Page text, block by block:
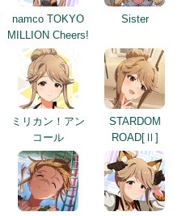
namco TOKYO
MILLION Cheers!
Sister
ミリカン！アン
コール
STARDOM
ROAD[Ⅱ]